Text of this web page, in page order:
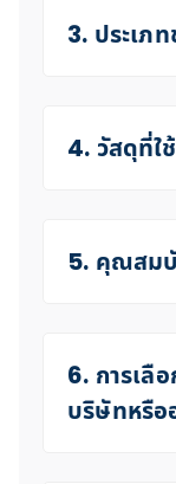
3. ประเภ
4. วัสดุที่ใ
5. คุณสม
6. การเลื
บริษัทหรือ